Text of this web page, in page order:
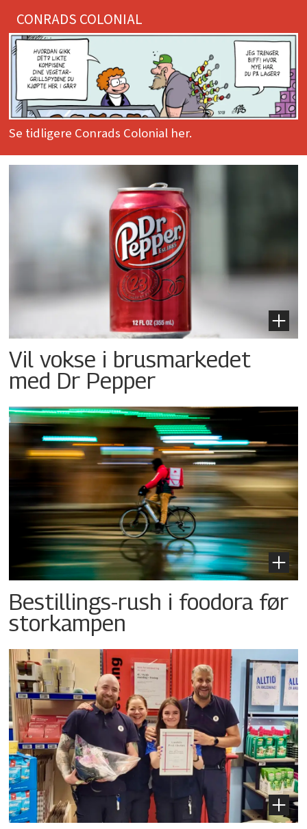
CONRADS COLONIAL
Se tidligere Conrads Colonial her.
Vil vokse i brusmarkedet
med Dr Pepper
Bestillings-rush i foodora før
storkampen